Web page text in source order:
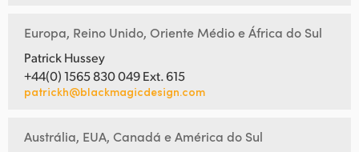
Europa, Reino Unido, Oriente Médio e África do Sul
Patrick Hussey
+44(0) 1565 830 049 Ext. 615
patrickh@blackmagicdesign.com
Austrália, EUA, Canadá e América do Sul